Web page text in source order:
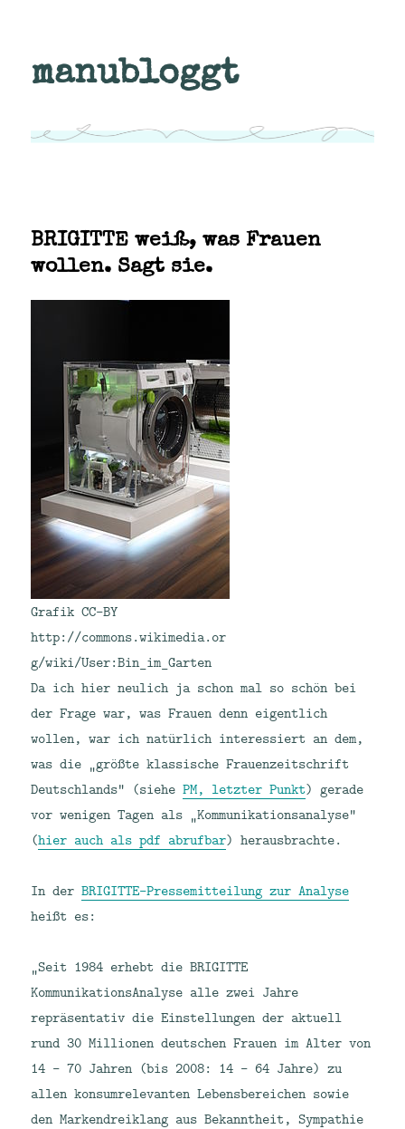
manubloggt
BRIGITTE weiß, was Frauen
wollen. Sagt sie.
Grafik CC-BY
http://commons.wikimedia.or
g/wiki/User:Bin_im_Garten
Da ich hier neulich ja schon mal so schön bei
der Frage war, was Frauen denn eigentlich
wollen, war ich natürlich interessiert an dem,
was die „größte klassische Frauenzeitschrift
Deutschlands“ (siehePM, letzter Punkt) gerade
vor wenigen Tagen als „Kommunikationsanalyse“
(hier auch als pdf abrufbar) herausbrachte.
In derBRIGITTE-Pressemitteilung zur Analyse
heißt es:
„Seit 1984 erhebt die BRIGITTE
KommunikationsAnalyse alle zwei Jahre
repräsentativ die Einstellungen der aktuell
rund 30 Millionen deutschen Frauen im Alter von
14 – 70 Jahren (bis 2008: 14 – 64 Jahre) zu
allen konsumrelevanten Lebensbereichen sowie
den Markendreiklang aus Bekanntheit, Sympathie